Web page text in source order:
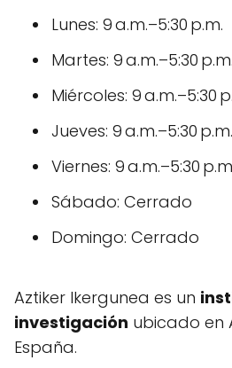
Lunes: 9 a.m.–5:30 p.m.
Martes: 9 a.m.–5:30 p.m.
Miércoles: 9 a.m.–5:30
Jueves: 9 a.m.–5:30 p.m.
Viernes: 9 a.m.–5:30
Sábado: Cerrado
Domingo: Cerrado
Aztiker Ikergunea es un
investigación ubicado en
España.